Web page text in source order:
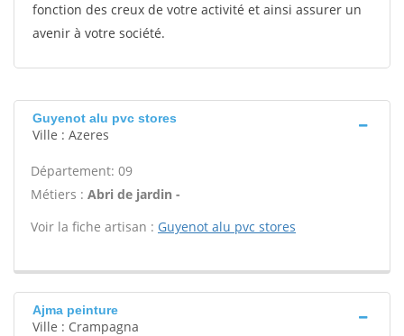
fonction des creux de votre activité et ainsi assurer un
avenir à votre société.
Guyenot alu pvc stores
Ville : Azeres
Département: 09
Métiers : Abri de jardin -
Voir la fiche artisan : Guyenot alu pvc stores
Ajma peinture
Ville : Crampagna